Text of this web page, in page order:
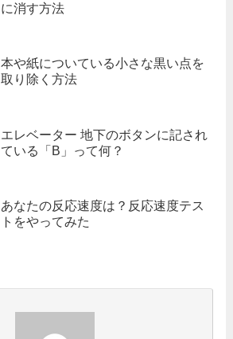
に消す方法
本や紙についている小さな黒い点を
取り除く方法
エレベーター 地下のボタンに記され
ている「B」って何？
あなたの反応速度は？反応速度テス
トをやってみた